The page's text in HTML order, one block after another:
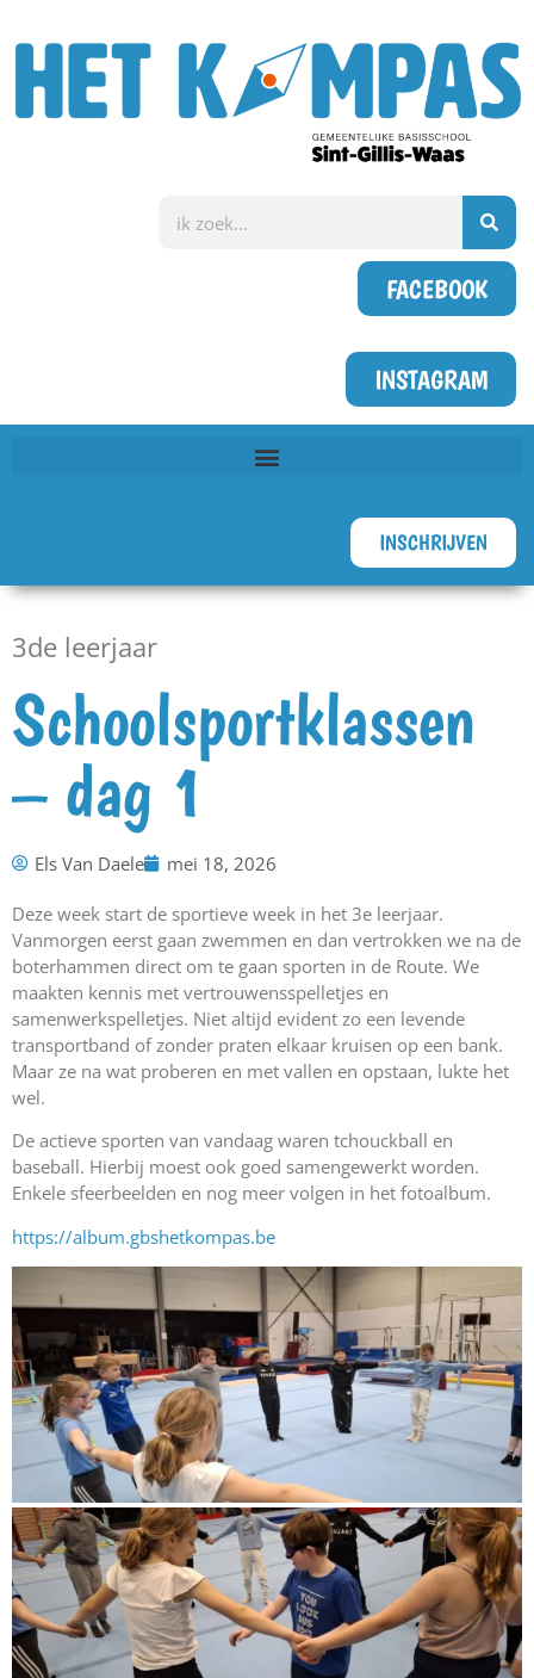
FACEBOOK
INSTAGRAM
INSCHRIJVEN
3de leerjaar
Schoolsportklassen
– dag 1
Els Van Daele mei 18, 2026
Deze week start de sportieve week in het 3e leerjaar.
Vanmorgen eerst gaan zwemmen en dan vertrokken we na de
boterhammen direct om te gaan sporten in de Route. We
maakten kennis met vertrouwensspelletjes en
samenwerkspelletjes. Niet altijd evident zo een levende
transportband of zonder praten elkaar kruisen op een bank.
Maar ze na wat proberen en met vallen en opstaan, lukte het
wel.
De actieve sporten van vandaag waren tchouckball en
baseball. Hierbij moest ook goed samengewerkt worden.
Enkele sfeerbeelden en nog meer volgen in het fotoalbum.
https://album.gbshetkompas.be